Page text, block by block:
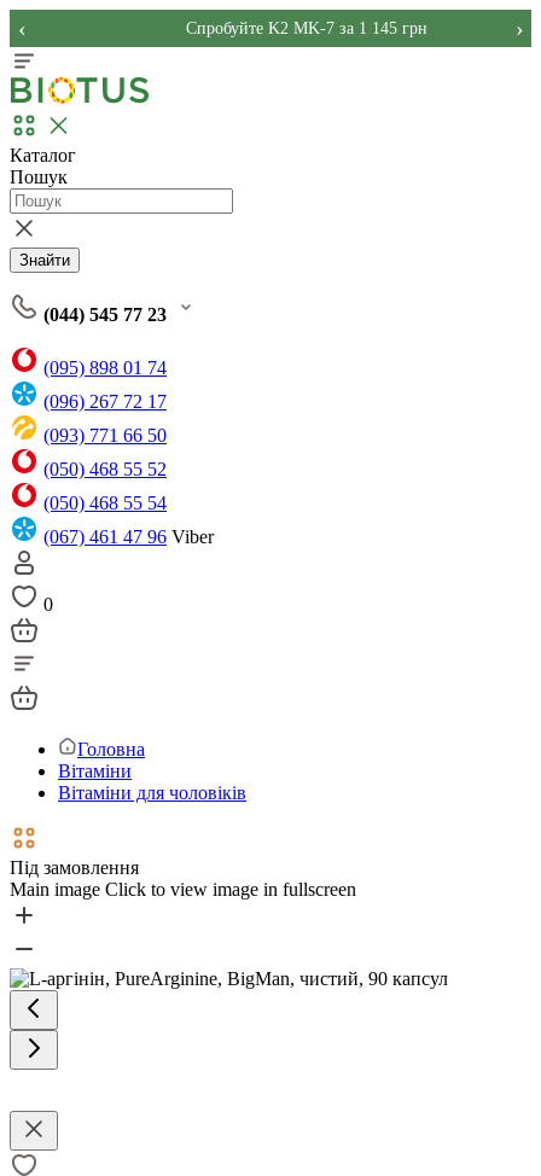
Спробуйте K2 MK-7 за 1 145 грн
‹ ›
Каталог
Пошук
Знайти
(044) 545 77 23
(095) 898 01 74
(096) 267 72 17
(093) 771 66 50
(050) 468 55 52
(050) 468 55 54
(067) 461 47 96 Viber
0
Головна
Вітаміни
Вітаміни для чоловіків
Під замовлення
Main image Click to view image in fullscreen